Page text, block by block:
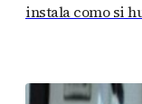
instala como si